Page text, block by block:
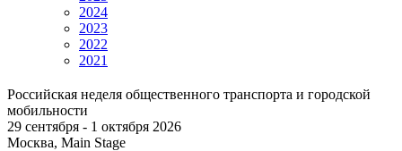
2024
2023
2022
2021
Российская неделя общественного транспорта и городской
мобильности
29 сентября - 1 октября 2026
Москва, Main Stage